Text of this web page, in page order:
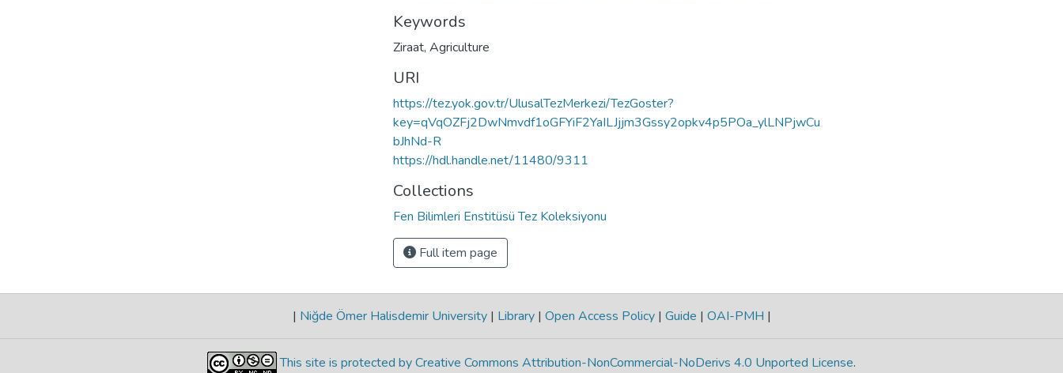
Keywords
Ziraat, Agriculture
URI
https://tez.yok.gov.tr/UlusalTezMerkezi/TezGoster?
key=qVqOZFj2DwNmvdf1oGFYiF2YaILJjjm3Gssy2opkv4p5POa_ylLNPjwCu
bJhNd-R
https://hdl.handle.net/11480/9311
Collections
Fen Bilimleri Enstitüsü Tez Koleksiyonu
Full item page
| Niğde Ömer Halisdemir University | Library | Open Access Policy | Guide | OAI-PMH |
This site is protected by Creative Commons Attribution-NonCommercial-NoDerivs 4.0 Unported License.